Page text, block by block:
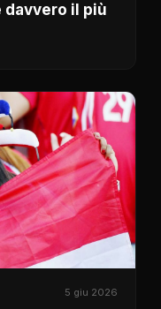
davvero il più
5 giu 2026